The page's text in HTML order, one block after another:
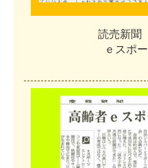
読売新聞
ｅ スポー